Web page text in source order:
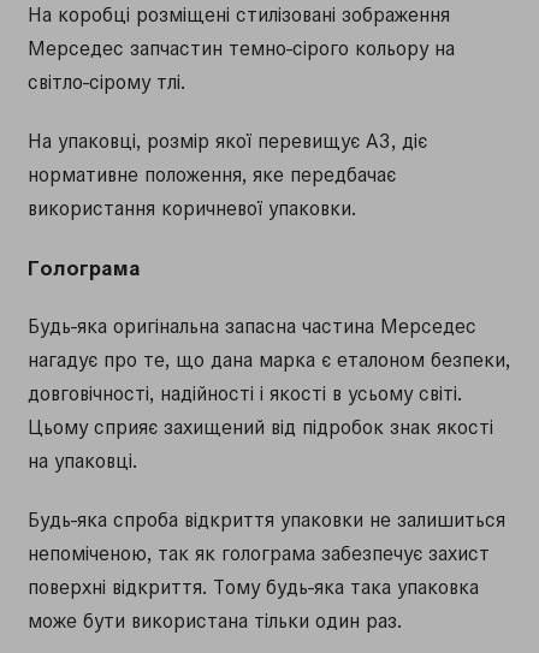
На коробці розміщені стилізовані зображення
Мерседес запчастин темно-сірого кольору на
світло-сірому тлі.
На упаковці, розмір якої перевищує А3, діє
нормативне положення, яке передбачає
використання коричневої упаковки.
Голограма
Будь-яка оригінальна запасна частина Мерседес
нагадує про те, що дана марка є еталоном безпеки,
довговічності, надійності і якості в усьому світі.
Цьому сприяє захищений від підробок знак якості
на упаковці.
Будь-яка спроба відкриття упаковки не залишиться
непоміченою, так як голограма забезпечує захист
поверхні відкриття. Тому будь-яка така упаковка
може бути використана тільки один раз.